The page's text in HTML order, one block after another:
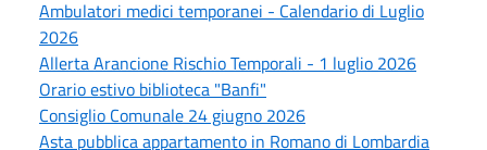
Ambulatori medici temporanei - Calendario di Luglio
2026
Allerta Arancione Rischio Temporali - 1 luglio 2026
Orario estivo biblioteca "Banfi"
Consiglio Comunale 24 giugno 2026
Asta pubblica appartamento in Romano di Lombardia